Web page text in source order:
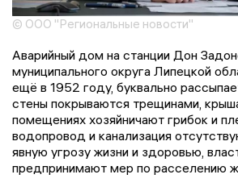
© ООО "Региональные новости"
Аварийный дом на станции Дон
муниципального округа Липецкой
ещё в 1952 году, буквально
стены покрываются трещинами,
помещениях хозяйничают грибок и
водопровод и канализация
явную угрозу жизни и здоровью,
предпринимают мер по расселению